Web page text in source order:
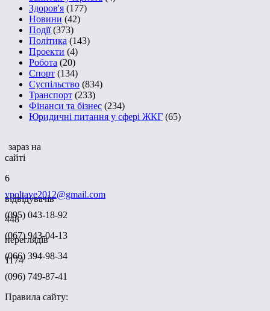
Здоров'я (177)
Новини (42)
Події(373)
Політика (143)
Проекти (4)
Робота (20)
Спорт (134)
Суспільство (834)
Транспорт (233)
Фінанси та бізнес (234)
Юридичні питання у сфері ЖКГ (65)
зараз на
сайті
6
відвідувачів
448
переглядів
1174
vpoltave2012@gmail.com
(095) 043-18-92
(067) 943-04-13
(066) 394-98-34
(096) 749-87-41
Правила сайту: